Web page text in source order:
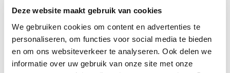
Deze website maakt gebruik van cookies
We gebruiken cookies om content en advertenties te
personaliseren, om functies voor social media te bieden
en om ons websiteverkeer te analyseren. Ook delen we
informatie over uw gebruik van onze site met onze
0150688
€20,50
bloemen 3 stuks
ca. 8 x 20 cm
7 st/cm
telpatroon
€20,99